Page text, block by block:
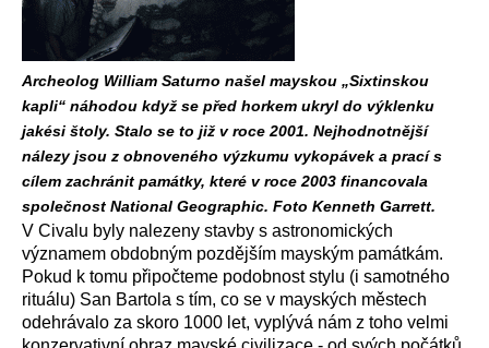
Archeolog William Saturno našel mayskou „Sixtinskou
kapli“ náhodou když se před horkem ukryl do výklenku
jakési štoly. Stalo se to již v roce 2001. Nejhodnotnější
nálezy jsou z obnoveného výzkumu vykopávek a prací s
cílem zachránit památky, které v roce 2003 financovala
společnost National Geographic. Foto Kenneth Garrett.
V Civalu byly nalezeny stavby s astronomických
významem obdobným pozdějším mayským památkám.
Pokud k tomu připočteme podobnost stylu (i samotného
rituálu) San Bartola s tím, co se v mayských městech
odehrávalo za skoro 1000 let, vyplývá nám z toho velmi